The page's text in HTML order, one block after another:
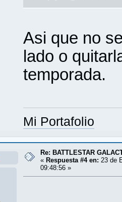
Asi que no
lado o
temporada.
Mi Portafolio
Re: BATTLESTAR
« Respuesta #4 en: 23 de
09:48:56 »